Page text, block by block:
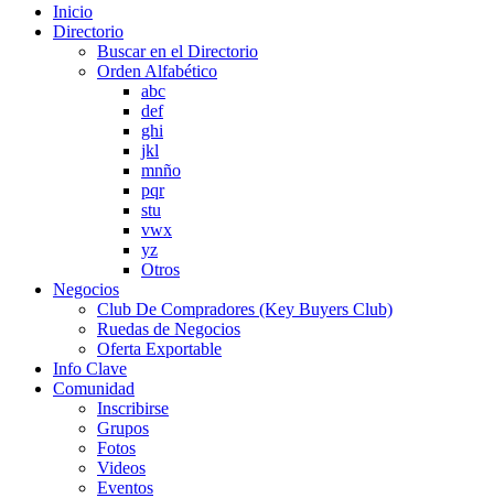
Inicio
Directorio
Buscar en el Directorio
Orden Alfabético
abc
def
ghi
jkl
mnño
pqr
stu
vwx
yz
Otros
Negocios
Club De Compradores (Key Buyers Club)
Ruedas de Negocios
Oferta Exportable
Info Clave
Comunidad
Inscribirse
Grupos
Fotos
Videos
Eventos